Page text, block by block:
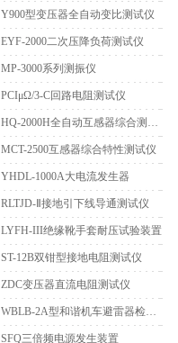
Y900型变压器全自动变比测试仪
EYF-2000二次压降负荷测试仪
MP-3000系列测振仪
PCIμΩ/3-C回路电阻测试仪
HQ-2000H全自动互感器综合测试仪
MCT-2500互感器综合特性测试仪
YHDL-1000A大电流发生器
RLTJD-Ⅱ接地引下线导通测试仪
LYFH-III绝缘靴手套耐压试验装置
ST-12B双钳型接地电阻测试仪
ZDC变压器直流电阻测试仪
WBLB-2A型和谐机车避雷器检测仪
SFQ三倍频电源发生装置